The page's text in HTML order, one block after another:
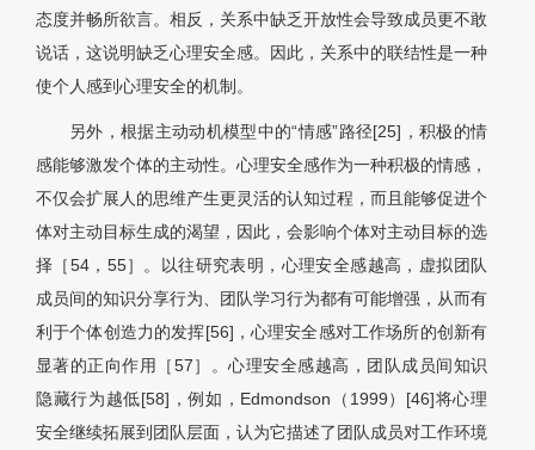
态度并畅所欲言。相反，关系中缺乏开放性会导致成员更不敢
说话，这说明缺乏心理安全感。因此，关系中的联结性是一种
使个人感到心理安全的机制。
另外，根据主动动机模型中的“情感”路径[25]，积极的情
感能够激发个体的主动性。心理安全感作为一种积极的情感，
不仅会扩展人的思维产生更灵活的认知过程，而且能够促进个
体对主动目标生成的渴望，因此，会影响个体对主动目标的选
择［54，55］。以往研究表明，心理安全感越高，虚拟团队
成员间的知识分享行为、团队学习行为都有可能增强，从而有
利于个体创造力的发挥[56]，心理安全感对工作场所的创新有
显著的正向作用［57］。心理安全感越高，团队成员间知识
隐藏行为越低[58]，例如，Edmondson（1999）[46]将心理
安全继续拓展到团队层面，认为它描述了团队成员对工作环境